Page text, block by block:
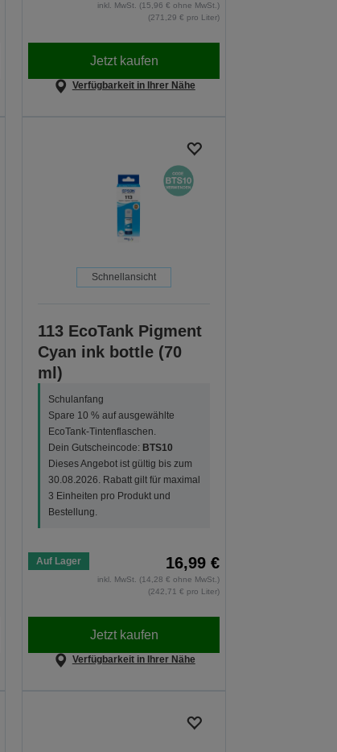
inkl. MwSt. (15,96 € ohne MwSt.)
(271,29 € pro Liter)
Jetzt kaufen
Verfügbarkeit in Ihrer Nähe
Schnellansicht
113 EcoTank Pigment
Cyan ink bottle (70
ml)
Schulanfang
Spare 10 % auf ausgewählte
EcoTank-Tintenflaschen.
Dein Gutscheincode: BTS10
Dieses Angebot ist gültig bis zum
30.08.2026. Rabatt gilt für maximal
3 Einheiten pro Produkt und
Bestellung.
Auf Lager 16,99 €
inkl. MwSt. (14,28 € ohne MwSt.)
(242,71 € pro Liter)
Jetzt kaufen
Verfügbarkeit in Ihrer Nähe